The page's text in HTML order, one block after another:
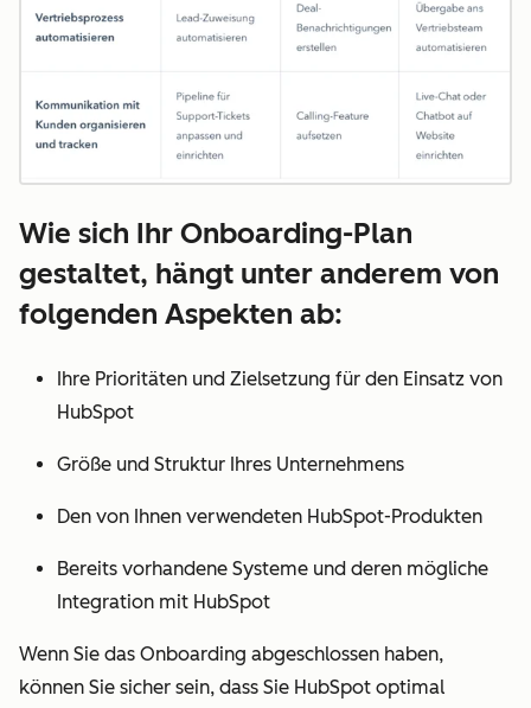
Wie sich Ihr Onboarding-Plan
gestaltet, hängt unter anderem von
folgenden Aspekten ab:
Ihre Prioritäten und Zielsetzung für den Einsatz von
HubSpot
Größe und Struktur Ihres Unternehmens
Den von Ihnen verwendeten HubSpot-Produkten
Bereits vorhandene Systeme und deren mögliche
Integration mit HubSpot
Wenn Sie das Onboarding abgeschlossen haben,
können Sie sicher sein, dass Sie HubSpot optimal